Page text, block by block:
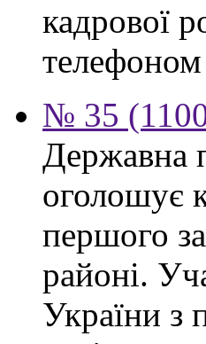
кадрової
№ 35
Державна
оголошує
першого
районі.
України